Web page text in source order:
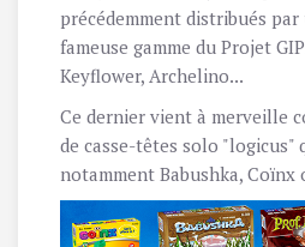
précédemment distribués
fameuse gamme du Projet
Keyflower, Archelino...
Ce dernier vient à merveille
de casse-têtes solo "logicus"
notamment Babushka, Coïnx